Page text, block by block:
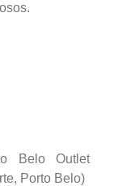
Belo Outlet
Porto Belo)